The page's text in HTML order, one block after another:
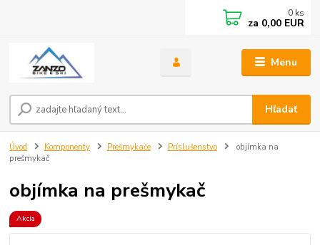
Menu
Hľadať
0 ks
za 0,00 EUR
Úvod Komponenty Prešmykače Príslušenstvo
objímka na
prešmykač
objímka na prešmykač
Akcia